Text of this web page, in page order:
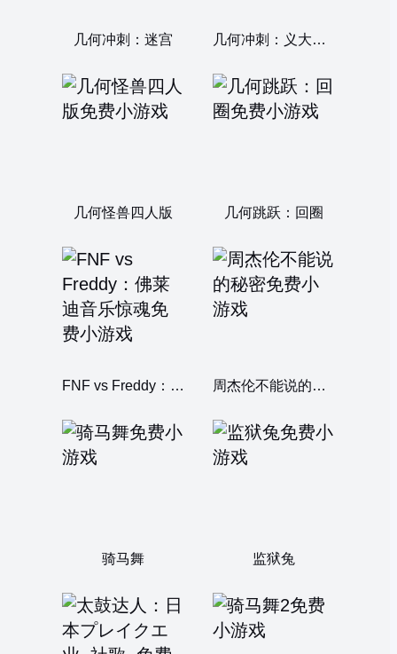
几何冲刺：迷宫 几何冲刺：义大利脑腐动物
几何怪兽四人版 几何跳跃：回圈
FNF vs Freddy：佛莱迪音乐惊魂 周杰伦不能说的秘密
骑马舞 监狱兔